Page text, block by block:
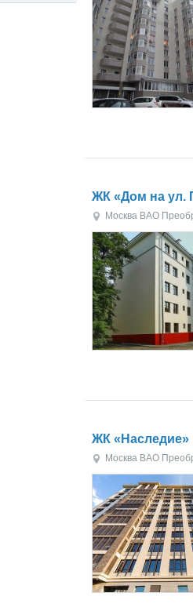
ЖК «Дом на ул.
Москва ВАО
ЖК «Наследие»
Москва ВАО